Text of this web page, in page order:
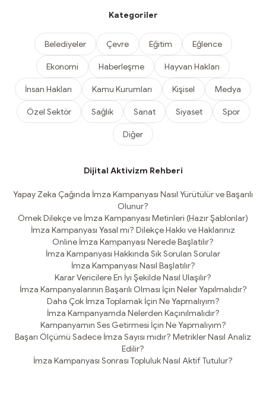
Kategoriler
Belediyeler Çevre Eğitim Eğlence
Ekonomi Haberleşme Hayvan Hakları
İnsan Hakları Kamu Kurumları Kişisel Medya
Özel Sektör Sağlık Sanat Siyaset Spor
Diğer
Dijital Aktivizm Rehberi
Yapay Zeka Çağında İmza Kampanyası Nasıl Yürütülür ve Başarılı
Olunur?
Örnek Dilekçe ve İmza Kampanyası Metinleri (Hazır Şablonlar)
İmza Kampanyası Yasal mı? Dilekçe Hakkı ve Haklarınız
Online İmza Kampanyası Nerede Başlatılır?
İmza Kampanyası Hakkında Sık Sorulan Sorular
İmza Kampanyası Nasıl Başlatılır?
Karar Vericilere En İyi Şekilde Nasıl Ulaşılır?
İmza Kampanyalarının Başarılı Olması İçin Neler Yapılmalıdır?
Daha Çok İmza Toplamak İçin Ne Yapmalıyım?
İmza Kampanyamda Nelerden Kaçınılmalıdır?
Kampanyamın Ses Getirmesi İçin Ne Yapmalıyım?
Başarı Ölçümü Sadece İmza Sayısı mıdır? Metrikler Nasıl Analiz
Edilir?
İmza Kampanyası Sonrası Topluluk Nasıl Aktif Tutulur?